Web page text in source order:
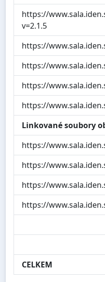
https://
v=2.1.5
https://
https://
https://
https://
Linkované soubory
https://
https://
https://
https://
CELKEM